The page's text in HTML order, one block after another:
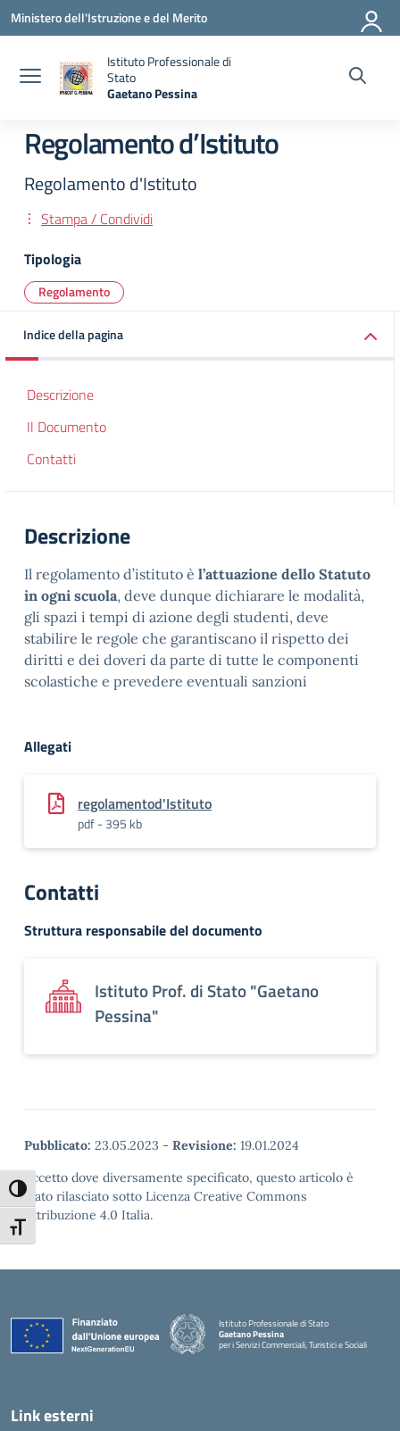
Attiva/disattiva alto contrasto
Attiva/disattiva dimensione testo
Vai ai contenuti
Vai al menu di navigazione
Vai al footer
Ministero dell'Istruzione e del Merito
Istituto Professionale di
Stato
Gaetano Pessina
Regolamento d’Istituto
Regolamento d'Istituto
Stampa / Condividi
Tipologia
Regolamento
Indice della pagina
Descrizione
Il Documento
Contatti
Descrizione
Il regolamento d’istituto è l’attuazione dello Statuto
in ogni scuola, deve dunque dichiarare le modalità,
gli spazi i tempi di azione degli studenti, deve
stabilire le regole che garantiscano il rispetto dei
diritti e dei doveri da parte di tutte le componenti
scolastiche e prevedere eventuali sanzioni
Allegati
regolamentod'Istituto
pdf - 395 kb
Contatti
Struttura responsabile del documento
Istituto Prof. di Stato "Gaetano
Pessina"
Pubblicato: 23.05.2023 - Revisione: 19.01.2024
Eccetto dove diversamente specificato, questo articolo è
stato rilasciato sotto Licenza Creative Commons
Attribuzione 4.0 Italia.
Istituto Professionale di Stato
Gaetano Pessina
per i Servizi Commerciali, Turistici e Sociali
— Visita la pagina iniziale della scuola
Link esterni